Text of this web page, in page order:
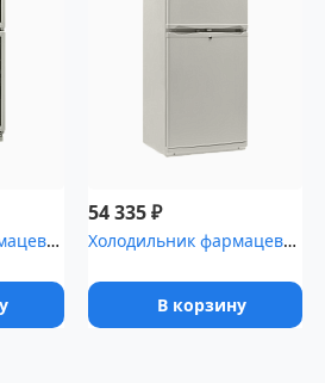
Холодильник фармацевтический Pozis ХФД-280(ТС) с тонированной сте...
54 335₽
Холодильник фармацевтический Pozis ХФД-280 с металлическими дверя...
В корзину